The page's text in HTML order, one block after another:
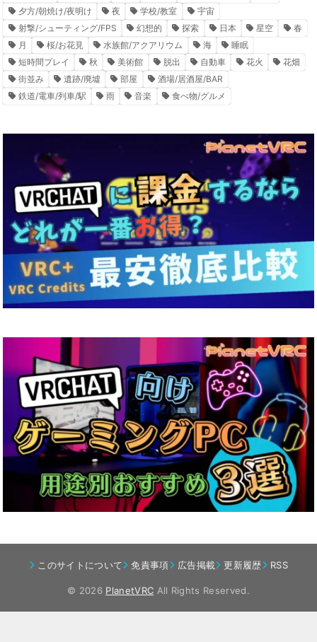
夕方/朝焼け/夜明け
夜 学校/教室
宇宙
射撃/シューティング/FPS
幻想的 探索 日本 星空
春
月
桜/お花見 水族館/アクアリウム 海
睡眠
短時間プレイ
秋 美術館 脱出 自動車 花火
花畑
街並み
遺跡/廃墟 部屋
酒場/居酒屋/BAR
鉄道/電車/列車/駅
雨 音楽 食べ物/グルメ
このサイトについて 免責事項 広告掲載 更新履歴 RSS
© 2026 PlanetVRC All Rights Reserved.